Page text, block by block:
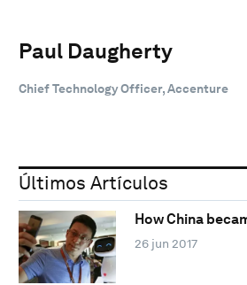
Paul Daugherty
Chief Technology Officer, Accenture
Últimos Artículos
How China
26 jun 2017